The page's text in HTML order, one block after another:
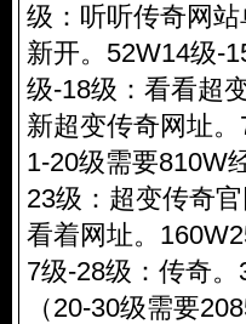
级：听听传奇网
新开。52W14级-
级-18级：看看超
新超变传奇网址
1-20级需要810W
23级：超变传奇
看着网址。
7级-28级：传奇
（20-30级需要